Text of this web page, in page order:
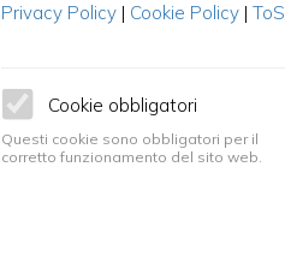
Privacy Policy | Cookie Policy | ToS
Cookie obbligatori
Questi cookie sono obbligatori per il
corretto funzionamento del sito web.